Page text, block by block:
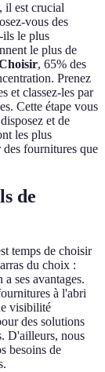
il est crucial
vous des
ils le plus
le plus de
, 65% des
Prenez
et classez-les par
Cette étape vous
et de
les plus
fournitures que
de
temps de choisir
du choix :
ses avantages.
à l'abri
visibilité
des solutions
D'ailleurs, nous
besoins de